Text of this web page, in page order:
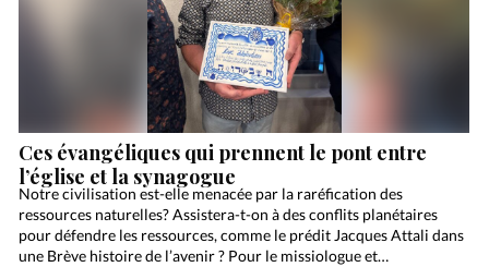
Ces évangéliques qui prennent le pont entre
l’église et la synagogue
Notre civilisation est-elle menacée par la raréfication des
ressources naturelles? Assistera-t-on à des conflits planétaires
pour défendre les ressources, comme le prédit Jacques Attali dans
une Brève histoire de l’avenir ? Pour le missiologue et…